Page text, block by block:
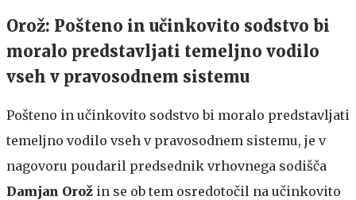
Orož: Pošteno in učinkovito sodstvo bi
moralo predstavljati temeljno vodilo
vseh v pravosodnem sistemu
Pošteno in učinkovito sodstvo bi moralo predstavljati
temeljno vodilo vseh v pravosodnem sistemu, je v
nagovoru poudaril predsednik vrhovnega sodišča
Damjan Orož in se ob tem osredotočil na učinkovito